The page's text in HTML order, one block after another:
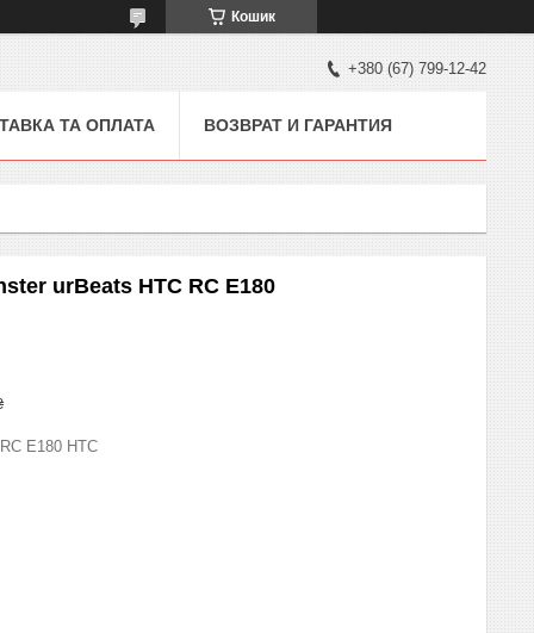
Кошик
+380 (67) 799-12-42
ТА ОПЛАТА ВОЗВРАТ И ГАРАНТИЯ
urBeats HTC RC E180
RC E180 HTC